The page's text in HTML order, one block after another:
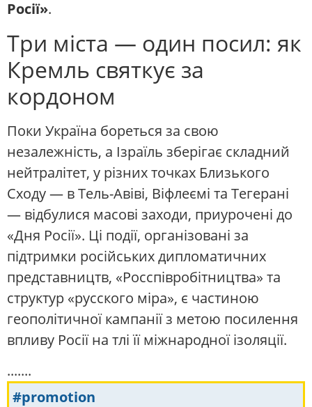
Росії».
Три міста — один посил: як
Кремль святкує за
кордоном
Поки Україна бореться за свою
незалежність, а Ізраїль зберігає складний
нейтралітет, у різних точках Близького
Сходу — в Тель-Авіві, Віфлеємі та Тегерані
— відбулися масові заходи, приурочені до
«Дня Росії». Ці події, організовані за
підтримки російських дипломатичних
представництв, «Росспівробітництва» та
структур «русского міра», є частиною
геополітичної кампанії з метою посилення
впливу Росії на тлі її міжнародної ізоляції.
.......
#promotion